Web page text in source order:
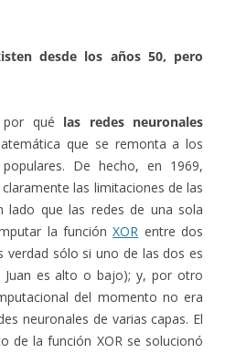
desde los años 50, pero
qué las redes neuronales
que se remonta a los
De hecho, en 1969,
las limitaciones de las
lado que las redes de una sola
la funciónXOR entre dos
verdad sólo si uno de las dos es
es alto o bajo); y, por otro
del momento no era
neuronales de varias capas. El
de la función XOR se solucionó